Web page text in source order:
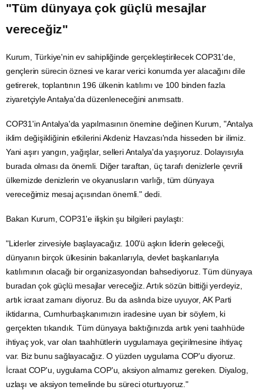
"Tüm dünyaya çok güçlü mesajlar
vereceğiz"
Kurum, Türkiye'nin ev sahipliğinde gerçekleştirilecek COP31'de,
gençlerin sürecin öznesi ve karar verici konumda yer alacağını dile
getirerek, toplantının 196 ülkenin katılımı ve 100 binden fazla
ziyaretçiyle Antalya'da düzenleneceğini anımsattı.
COP31'in Antalya'da yapılmasının önemine değinen Kurum, "Antalya
iklim değişikliğinin etkilerini Akdeniz Havzası'nda hisseden bir ilimiz.
Yani aşırı yangın, yağışlar, selleri Antalya'da yaşıyoruz. Dolayısıyla
burada olması da önemli. Diğer taraftan, üç tarafı denizlerle çevrili
ülkemizde denizlerin ve okyanusların varlığı, tüm dünyaya
vereceğimiz mesaj açısından önemli." dedi.
Bakan Kurum, COP31'e ilişkin şu bilgileri paylaştı:
"Liderler zirvesiyle başlayacağız. 100'ü aşkın liderin geleceği,
dünyanın birçok ülkesinin bakanlarıyla, devlet başkanlarıyla
katılımının olacağı bir organizasyondan bahsediyoruz. Tüm dünyaya
buradan çok güçlü mesajlar vereceğiz. Artık sözün bittiği yerdeyiz,
artık icraat zamanı diyoruz. Bu da aslında bize uyuyor, AK Parti
iktidarına, Cumhurbaşkanımızın iradesine uyan bir söylem, ki
gerçekten tıkandık. Tüm dünyaya baktığınızda artık yeni taahhüde
ihtiyaç yok, var olan taahhütlerin uygulamaya geçirilmesine ihtiyaç
var. Biz bunu sağlayacağız. O yüzden uygulama COP'u diyoruz.
İcraat COP'u, uygulama COP'u, aksiyon almamız gereken. Diyalog,
uzlaşı ve aksiyon temelinde bu süreci oturtuyoruz."